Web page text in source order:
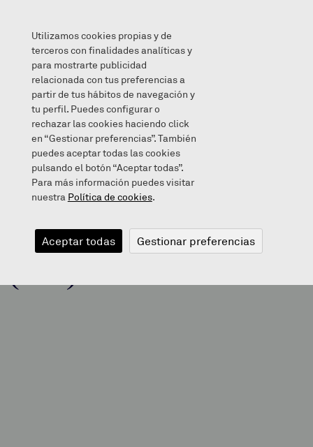
TXIKIGUAY (HH)
2013/12/18
TXIKIGUAY
(HH)
Utilizamos cookies propias y de
terceros con finalidades analíticas y
para mostrarte publicidad
relacionada con tus preferencias a
partir de tus hábitos de navegación y
tu perfil. Puedes configurar o
rechazar las cookies haciendo click
en “Gestionar preferencias”. También
puedes aceptar todas las cookies
pulsando el botón “Aceptar todas”.
Para más información puedes visitar
nuestra Política de cookies.
Aceptar todas Gestionar preferencias